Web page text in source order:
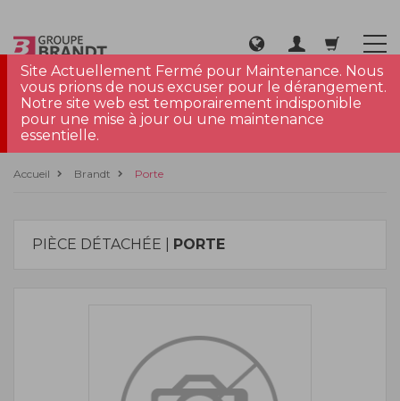
Site Actuellement Fermé pour Maintenance. Nous
vous prions de nous excuser pour le dérangement.
Notre site web est temporairement indisponible
pour une mise à jour ou une maintenance
essentielle.
Accueil Brandt Porte
PIÈCE DÉTACHÉE | PORTE